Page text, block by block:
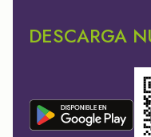
DESCARGA